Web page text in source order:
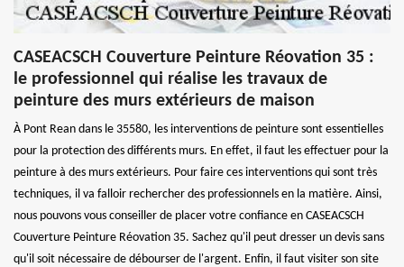
CASEACSCH Couverture Peinture Réovation 35 :
le professionnel qui réalise les travaux de
peinture des murs extérieurs de maison
À Pont Rean dans le 35580, les interventions de peinture sont essentielles
pour la protection des différents murs. En effet, il faut les effectuer pour la
peinture à des murs extérieurs. Pour faire ces interventions qui sont très
techniques, il va falloir rechercher des professionnels en la matière. Ainsi,
nous pouvons vous conseiller de placer votre confiance en CASEACSCH
Couverture Peinture Réovation 35. Sachez qu'il peut dresser un devis sans
qu'il soit nécessaire de débourser de l'argent. Enfin, il faut visiter son site